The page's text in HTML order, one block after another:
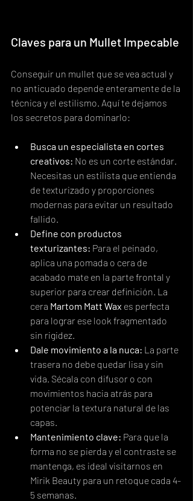
Claves para un Mullet Impecable
Conseguir un mullet que se vea actual y
no anticuado depende enteramente de la
técnica y el estilismo. Aquí te dejamos
los secretos para dominarlo:
Busca un especialista en cortes
creativos: No es un corte estándar.
Necesitas un estilista que entienda
de texturizado y proporciones
modernas para evitar un resultado
fallido.
Define con productos
texturizantes: Para el peinado,
aplica una pomada o cera de
acabado mate en la parte frontal y
superior para crear definición. La
cera Martom Matt Wax es perfecta
para lograr ese look fragmentado
sin rigidez.
Dale movimiento a la nuca: La parte
trasera no debe quedar lisa y sin
vida. Sécala con difusor o con
movimientos hacia atrás para
potenciar la textura natural de las
capas.
Mantenimiento clave: Para que la
forma no se pierda y el contraste se
mantenga, es ideal visitarnos en
Mirik Beauty para un retoque cada 4-
5 semanas.